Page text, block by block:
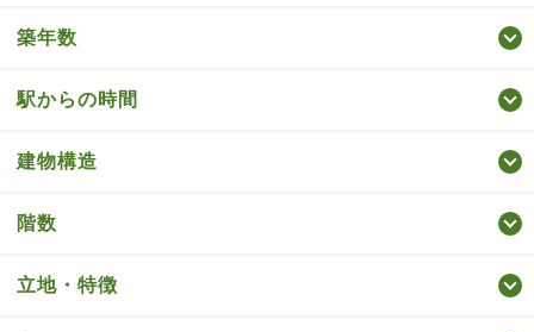
築年数
駅からの時間
建物構造
階数
立地・特徴